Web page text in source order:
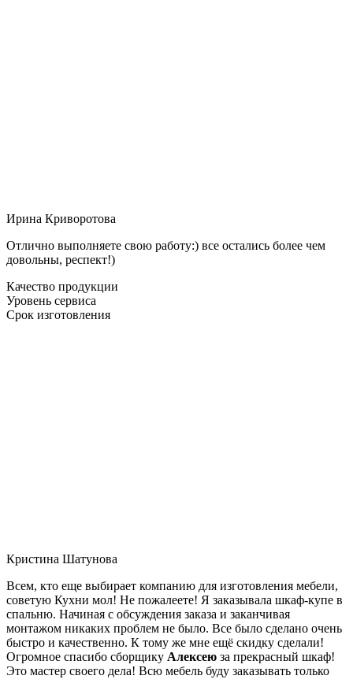
Ирина Криворотова
Отлично выполняете свою работу:) все остались более чем
довольны, респект!)
Качество продукции
Уровень сервиса
Срок изготовления
Кристина Шатунова
Всем, кто еще выбирает компанию для изготовления мебели,
советую Кухни мол! Не пожалеете! Я заказывала шкаф-купе в
спальню. Начиная с обсуждения заказа и заканчивая
монтажом никаких проблем не было. Все было сделано очень
быстро и качественно. К тому же мне ещё скидку сделали!
Огромное спасибо сборщику Алексею за прекрасный шкаф!
Это мастер своего дела! Всю мебель буду заказывать только